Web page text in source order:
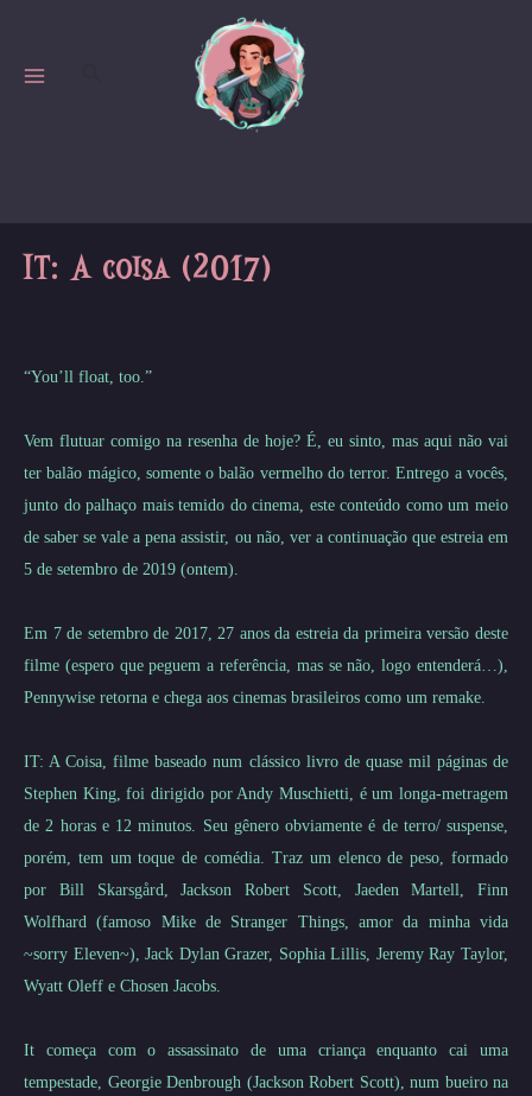
content
IT: A coisa (2017)
“You’ll float, too.”
Vem flutuar comigo na resenha de hoje? É, eu sinto, mas aqui não vai
ter balão mágico, somente o balão vermelho do terror. Entrego a vocês,
junto do palhaço mais temido do cinema, este conteúdo como um meio
de saber se vale a pena assistir, ou não, ver a continuação que estreia em
5 de setembro de 2019 (ontem).
Em 7 de setembro de 2017, 27 anos da estreia da primeira versão deste
filme (espero que peguem a referência, mas se não, logo entenderá…),
Pennywise retorna e chega aos cinemas brasileiros como um remake.
IT: A Coisa, filme baseado num clássico livro de quase mil páginas de
Stephen King, foi dirigido por Andy Muschietti, é um longa-metragem
de 2 horas e 12 minutos. Seu gênero obviamente é de terro/ suspense,
porém, tem um toque de comédia. Traz um elenco de peso, formado
por Bill Skarsgård, Jackson Robert Scott, Jaeden Martell, Finn
Wolfhard (famoso Mike de Stranger Things, amor da minha vida
~sorry Eleven~), Jack Dylan Grazer, Sophia Lillis, Jeremy Ray Taylor,
Wyatt Oleff e Chosen Jacobs.
It começa com o assassinato de uma criança enquanto cai uma
tempestade, Georgie Denbrough (Jackson Robert Scott), num bueiro na